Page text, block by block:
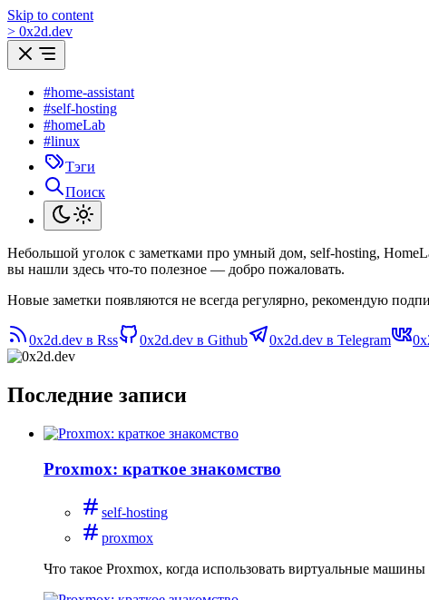
Skip to content
> 0x2d.dev
#home-assistant
#self-hosting
#homeLab
#linux
Тэги
Поиск
Небольшой уголок с заметками про умный дом, self-hosting,
вы нашли здесь что-то полезное — добро пожаловать.
Новые заметки появляются не всегда регулярно, рекомендую
0x2d.dev в Rss 0x2d.dev в Github 0x2d.dev в Telegram
Последние записи
Proxmox: краткое знакомство
self-hosting
proxmox
Что такое Proxmox, когда использовать виртуальные